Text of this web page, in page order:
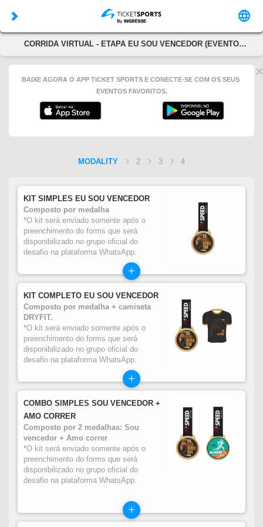
CORRIDA VIRTUAL - ETAPA EU SOU VENCEDOR (EVENTO
VIRTUAL) ×
BAIXE AGORA O APP TICKET SPORTS E CONECTE-SE COM OS SEUS
EVENTOS FAVORITOS.
MODALITY 2 3 4
KIT SIMPLES EU SOU VENCEDOR
Composto por medalha
*O kit será enviado somente após o
preenchimento do forms que será
disponibilizado no grupo oficial do
desafio na plataforma WhatsApp.
+
KIT COMPLETO EU SOU VENCEDOR
Composto por medalha + camiseta
DRYFIT.
*O kit será enviado somente após o
preenchimento do forms que será
disponibilizado no grupo oficial do
desafio na plataforma WhatsApp.
+
COMBO SIMPLES SOU VENCEDOR +
AMO CORRER
Composto por 2 medalhas: Sou
vencedor + Amo correr
*O kit será enviado somente após o
preenchimento do forms que será
disponibilizado no grupo oficial do
desafio na plataforma WhatsApp.
+